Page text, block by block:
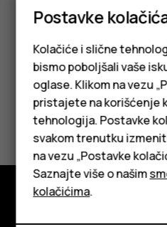
Pametni
Klasični
Tableti
Da li vam je ovo bilo
Da Ne
Postavke
Kolačiće i slične
bismo poboljšali vaše
oglase. Klikom na vezu
pristajete na korišćenje
tehnologija. Postavke
svakom trenutku
na vezu „Postavke
Saznajte više o našim
kolačićima.